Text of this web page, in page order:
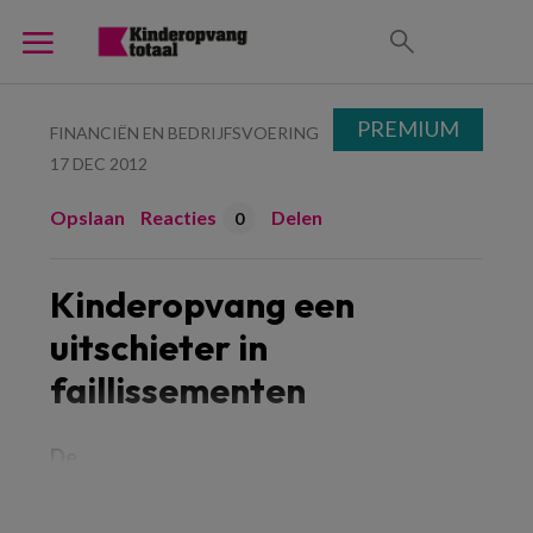
FINANCIËN EN BEDRIJFSVOERING
17 DEC 2012
Opslaan Reacties 0 Delen
Kinderopvang een
uitschieter in
faillissementen
PREMIUM